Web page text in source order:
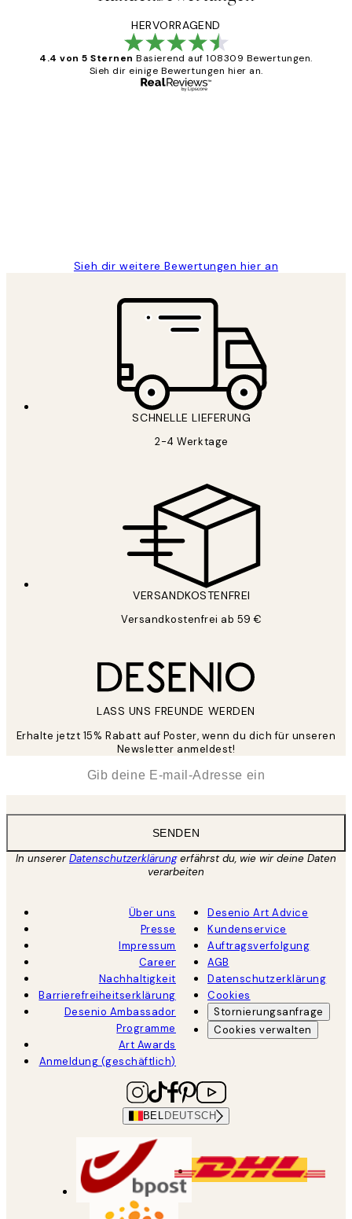
HERVORRAGEND
4.4 von 5 Sternen Basierend auf 108309 Bewertungen.
Sieh dir einige Bewertungen hier an.
Sieh dir weitere Bewertungen hier an
SCHNELLE LIEFERUNG
2-4 Werktage
VERSANDKOSTENFREI
Versandkostenfrei ab 59 €
LASS UNS FREUNDE WERDEN
Erhalte jetzt 15% Rabatt auf Poster, wenn du dich für unseren
Newsletter anmeldest!
SENDEN
In unsererDatenschutzerklärungerfährst du, wie wir deine Daten
verarbeiten
Über uns
Presse
Impressum
Career
Nachhaltigkeit
Barrierefreiheitserklärung
Desenio Ambassador
Programme
Art Awards
Anmeldung (geschäftlich)
Desenio Art Advice
Kundenservice
Auftragsverfolgung
AGB
Datenschutzerklärung
Cookies
Stornierungsanfrage
Cookies verwalten
BEL DEUTSCH